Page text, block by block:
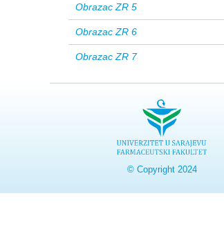
Obrazac ZR 5
Obrazac ZR 6
Obrazac ZR 7
© Copyright 2024